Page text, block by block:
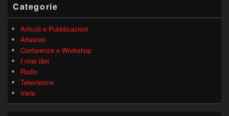
Categorie
Articoli e Pubblicazioni
Attestati
Conferenze e Workshop
I miei libri
Radio
Televisione
Varie